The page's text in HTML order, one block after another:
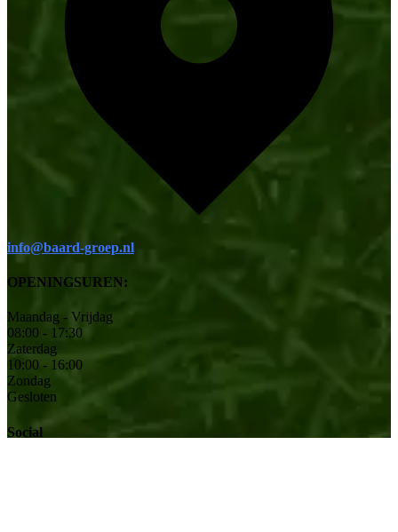
info@baard-groep.nl
OPENINGSUREN:
Maandag - Vrijdag
08:00 - 17:30
Zaterdag
10:00 - 16:00
Zondag
Gesloten
Social